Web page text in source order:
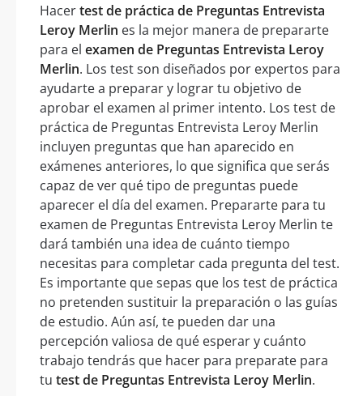
Hacertest de práctica de Preguntas Entrevista
Leroy Merlin es la mejor manera de prepararte
para el examen de Preguntas Entrevista Leroy
Merlin. Los test son diseñados por expertos para
ayudarte a preparar y lograr tu objetivo de
aprobar el examen al primer intento. Los test de
práctica de Preguntas Entrevista Leroy Merlin
incluyen preguntas que han aparecido en
exámenes anteriores, lo que significa que serás
capaz de ver qué tipo de preguntas puede
aparecer el día del examen. Prepararte para tu
examen de Preguntas Entrevista Leroy Merlin te
dará también una idea de cuánto tiempo
necesitas para completar cada pregunta del test.
Es importante que sepas que los test de práctica
no pretenden sustituir la preparación o las guías
de estudio. Aún así, te pueden dar una
percepción valiosa de qué esperar y cuánto
trabajo tendrás que hacer para preparate para
tu test de Preguntas Entrevista Leroy Merlin.